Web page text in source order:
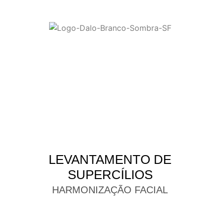
LEVANTAMENTO DE
SUPERCÍLIOS
HARMONIZAÇÃO FACIAL